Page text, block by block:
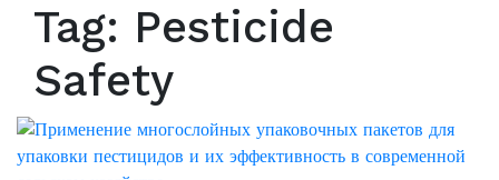
Tag: Pesticide
Safety